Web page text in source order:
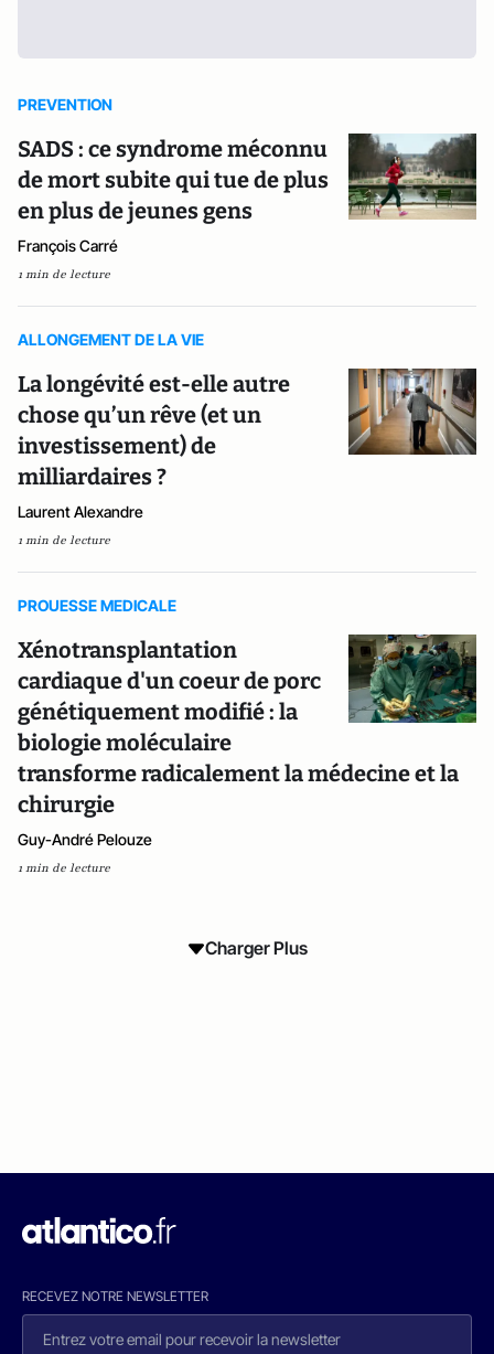
PREVENTION
SADS : ce syndrome méconnu
de mort subite qui tue de plus
en plus de jeunes gens
François Carré
1 min de lecture
ALLONGEMENT DE LA VIE
La longévité est-elle autre
chose qu’un rêve (et un
investissement) de
milliardaires ?
Laurent Alexandre
1 min de lecture
PROUESSE MEDICALE
Xénotransplantation
cardiaque d'un coeur de porc
génétiquement modifié : la
biologie moléculaire
transforme radicalement la médecine et la
chirurgie
Guy-André Pelouze
1 min de lecture
Charger Plus
RECEVEZ NOTRE NEWSLETTER